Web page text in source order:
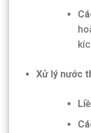
Xử lý nước